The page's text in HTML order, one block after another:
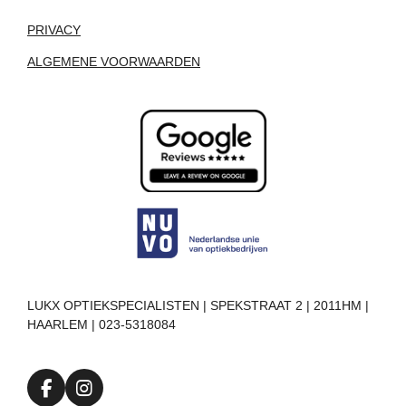
PRIVACY
ALGEMENE VOORWAARDEN
LUKX OPTIEKSPECIALISTEN | SPEKSTRAAT 2 | 2011HM |
HAARLEM | 023-5318084
F
I